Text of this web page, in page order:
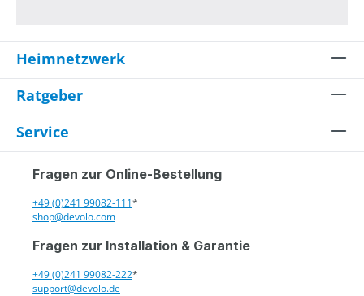
Heimnetzwerk
Ratgeber
Service
Fragen zur Online-Bestellung
+49 (0)241 99082-111*
shop@devolo.com
Fragen zur Installation & Garantie
+49 (0)241 99082-222*
support@devolo.de